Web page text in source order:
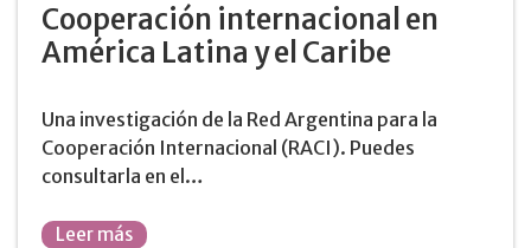
Cooperación internacional en
América Latina y el Caribe
Una investigación de la Red Argentina para la
Cooperación Internacional (RACI). Puedes
consultarla en el…
Leer más